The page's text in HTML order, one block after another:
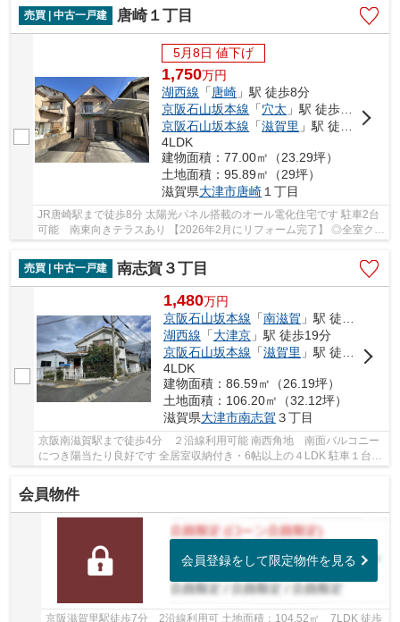
売買 | 中古一戸建 唐崎１丁目
5月8日 値下げ
1,750万円
湖西線 「 唐崎 」駅 徒歩8分
京阪石山坂本線 「穴太 」駅 徒歩17分
京阪石山坂本線 「滋賀里 」駅 徒歩20分
4LDK
建物面積：77.00㎡（23.29坪）
土地面積：95.89㎡（29坪）
滋賀県大津市唐崎 １丁目
JR唐崎駅まで徒歩8分 太陽光パネル搭載のオール電化住宅です 駐車2台
可能 南東向きテラスあり 【2026年2月にリフォーム完了】 ◎全室クロ
売買 | 中古一戸建
南志賀３丁目
1,480万円
京阪石山坂本線 「南滋賀 」駅 徒歩4分
湖西線 「大津京」駅 徒歩19分
京阪石山坂本線 「滋賀里 」駅 徒歩14分
4LDK
建物面積：86.59㎡（26.19坪）
土地面積：106.20㎡（32.12坪）
滋賀県大津市南志賀 ３丁目
京阪南滋賀駅まで徒歩4分 ２沿線利用可能 南西角地 南面バルコニー
につき陽当たり良好です 全居室収納付き・6帖以上の４LDK 駐車１台可
会員物件
会員登録をして限定物件を見る
京阪滋賀里駅徒歩7分 2沿線利用可 土地面積：104.52㎡ 7LDK 徒歩